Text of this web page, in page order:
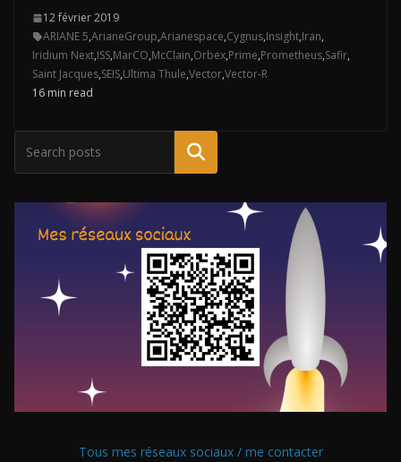
12 février 2019
ARIANE 5,ArianeGroup,Arianespace,Cygnus,Insight,Iran,
Iridium Next,ISS,MarCO,McClain,Orbex,Prime,Prometheus,Safir,
Saint Jacques,SEIS,Ultima Thule,Vector,Vector-R
16 min read
Tous mes réseaux sociaux / me contacter